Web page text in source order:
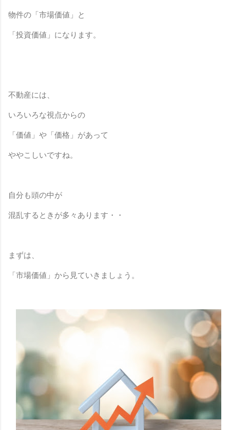
物件の「市場価値」と
「投資価値」になります。
不動産には、
いろいろな視点からの
「価値」や「価格」があって
ややこしいですね。
自分も頭の中が
混乱するときが多々あります・・
まずは、
「市場価値」から見ていきましょう。